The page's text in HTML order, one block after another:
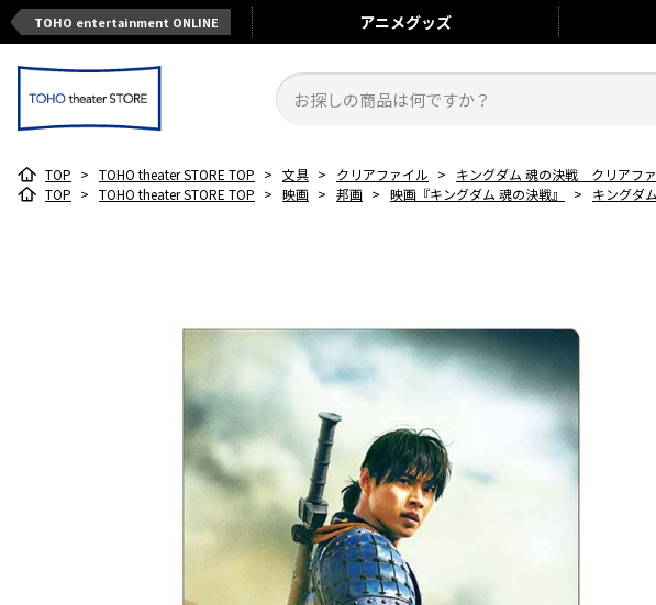
TOHO entertainment ONLINE アニメグッズ
TOP > TOHO theater STORE TOP > 文具 > クリアファイル >
キングダム 魂の決戦 クリアフ
TOP > TOHO theater STORE TOP > 映画 > 邦画 > 映画『キングダム 魂の決戦』 > キングダ